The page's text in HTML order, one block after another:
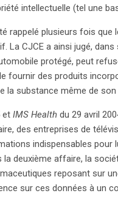
intellectuelle (tel une
rappelé plusieurs fois que
La CJCE a ainsi jugé,
protégé, peut
fournir des produits
la substance même de
et IMS Health du 29 avril
des entreprises de
indispensables pour
deuxième affaire, la
reposant sur
sur ces données à un